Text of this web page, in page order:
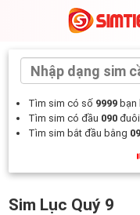
Tìm sim có số 9999 bạn
Tìm sim có đầu 090 đuôi
Tìm sim bắt đầu bằng
Sim Lục Quý 9